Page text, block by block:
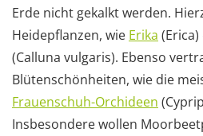
Erde nicht gekalkt werden.
Heidepflanzen, wie Erika
(Calluna vulgaris). Ebenso
Blütenschönheiten, wie die
Frauenschuh-Orchideen
Insbesondere wollen